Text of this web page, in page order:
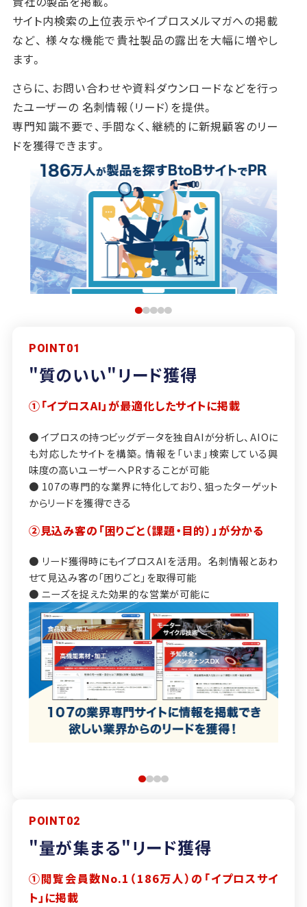
サイト内検索の上位表示やイプロスメルマガへの掲載
など、 様々な機能で貴社製品の露出を大幅に増やし
ます。
さらに、お問い合わせや資料ダウンロードなどを行っ
たユーザーの 名刺情報（リード）を提供。
専門知識不要で、手間なく、継続的に新規顧客のリー
ドを獲得できます。
POINT01
"質のいい"リード獲得
①「イプロスAI」が最適化したサイトに掲載
● イプロスの持つビッグデータを独自AIが分析し、AIOに
も対応したサイトを構築。情報を「いま」検索している興
味度の高いユーザーへPRすることが可能
● 107の専門的な業界に特化しており、狙ったターゲット
からリードを獲得できる
②見込み客の「困りごと（課題・目的）」が分かる
● リード獲得時にもイプロスAIを活用。 名刺情報とあわ
せて見込み客の「困りごと」を取得可能
● ニーズを捉えた効果的な営業が可能に
POINT02
"量が集まる"リード獲得
①閲覧会員数No.1（186万人）の「イプロスサイ
ト」に掲載